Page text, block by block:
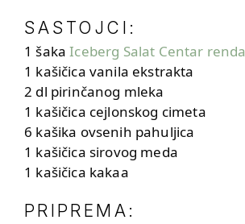
SASTOJCI:
1 šakaIceberg Salat Centar
1 kašičica vanila ekstrakta
2 dl pirinčanog mleka
1 kašičica cejlonskog cimeta
6 kašika ovsenih pahuljica
1 kašičica sirovog meda
1 kašičica kakaa
PRIPREMA: